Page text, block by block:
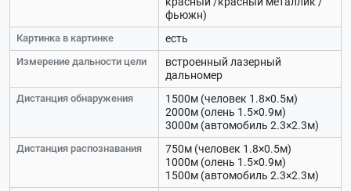
фьюжн)
Картинка в картинке есть
Измерение дальности цели
встроенный лазерный
дальномер
Дистанция обнаружения
1500м (человек 1.8×0.5м)
2000м (олень 1.5×0.9м)
3000м (автомобиль 2.3×2.3м)
Дистанция распознавания
750м (человек 1.8×0.5м)
1000м (олень 1.5×0.9м)
1500м (автомобиль 2.3×2.3м)